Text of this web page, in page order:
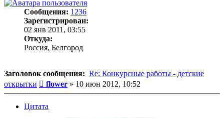
Сообщения: 1236
Зарегистрирован:
02 янв 2011, 03:55
Откуда:
Россия, Белгород
Заголовок сообщения: Re: Конкурсные работы - детские
открытки
Сообщение
flower » 10 июн 2012, 10:52
Цитата